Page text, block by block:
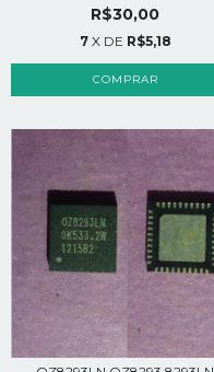
R$30,00
7 X DE R$5,18